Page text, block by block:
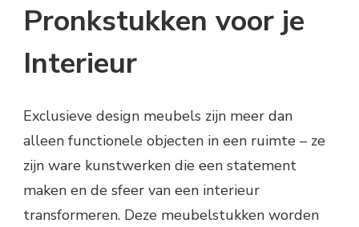
Pronkstukken voor je
Interieur
Exclusieve design meubels zijn meer dan
alleen functionele objecten in een ruimte – ze
zijn ware kunstwerken die een statement
maken en de sfeer van een interieur
transformeren. Deze meubelstukken worden